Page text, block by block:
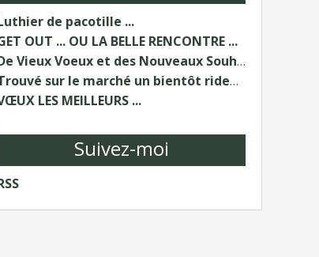
de pacotille ...
OUT ... OU LA BELLE RENCONTRE ...
De Vieux Voeux et des Nouveaux Souhaits ...
Trouvé sur le marché un bientôt rideau ...
LES MEILLEURS ...
Suivez-moi